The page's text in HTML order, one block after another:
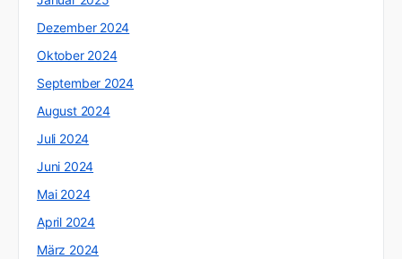
Dezember 2024
Oktober 2024
September 2024
August 2024
Juli 2024
Juni 2024
Mai 2024
April 2024
März 2024